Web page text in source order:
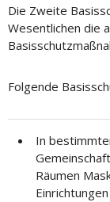
Die Zweite
Wesentlichen die
Folgende
In
Räumen